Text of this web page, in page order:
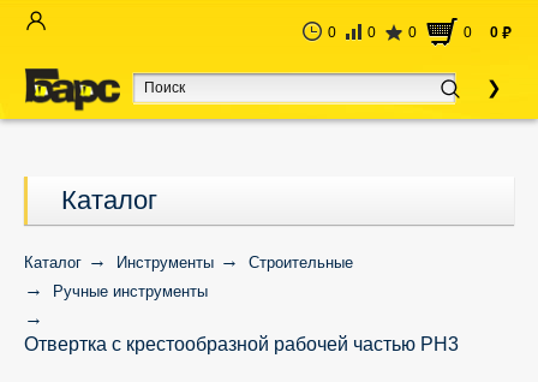
0 0 0 0 0 руб
Каталог
Каталог Инструменты
Строительные
Ручные инструменты
Отвертка с крестообразной рабочей частью РН3